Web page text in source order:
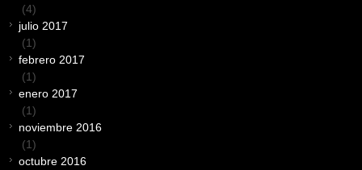
(4)
julio 2017
(1)
febrero 2017
(1)
enero 2017
(1)
noviembre 2016
(1)
octubre 2016